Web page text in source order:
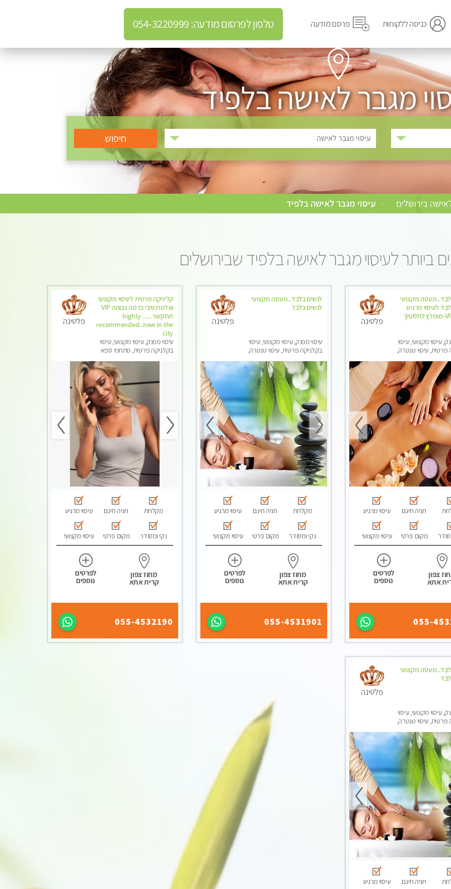
כניסה ללקוחות פרסם מודעה טלפון לפרסום מודעה: 054-3220999
מגבר לאישה בלפיד
עיסוי מגבר לאישה
בירושלים › עיסוי מגבר לאישה בלפיד
ביותר לעיסוי מגבר לאישה בלפיד שבירושלים
מקצועי
לעיסוי מרגיע
ומפנק VIP-מומלץ לחלוטין!
עיסוי מקצועי, עיסוי
פרטית, עיסוי טנטרה,
פלטינה
חניה חינם עיסוי מרגיע
מקום פרטי עיסוי מקצועי
צפון
אתא
לפרטים
נוספים
055-
לנשים בלבד..מעסה מקצועי
לנשים בלבד
עיסוי מפנק, עיסוי מקצועי, עיסוי
בקלניקה פרטית, עיסוי טנטרה,
בלבד
פלטינה
מקלחת חניה חינם עיסוי מרגיע
נקי ומסודר מקום פרטי עיסוי מקצועי
מחוז צפון
קרית אתא
לפרטים
נוספים
055-4531901
קליניקה פרטית לעיסוי מקצועי
ואלטרנטיבי ברמה גבוהה VIP
תתקשר ..... highly
recommended..new in the
city
עיסוי מפנק, עיסוי מקצועי, עיסוי
בקלניקה פרטית, מתחמי ספא
הבית, עיסוי טנטרה, עיסוי מגבר
לגבר, עיסוי מגבר לאישה
פלטינה
מקלחת חניה חינם עיסוי מרגיע
נקי ומסודר מקום פרטי עיסוי מקצועי
מחוז צפון
קרית אתא
לפרטים
נוספים
055-4532190
מקצועי
עיסוי מקצועי, עיסוי
פרטית, עיסוי טנטרה,
פלטינה
חניה חינם עיסוי מרגיע